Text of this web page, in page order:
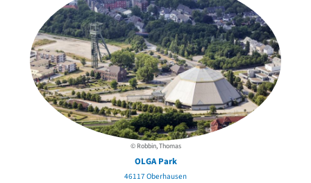
© Robbin, Thomas
OLGA Park
46117 Oberhausen